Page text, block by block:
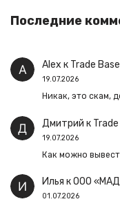
Последние
Alex к Trade Base
19.07.2026
Никак, это скам,
Дмитрий к
19.07.2026
Как можно
Илья кООО
01.07.2026